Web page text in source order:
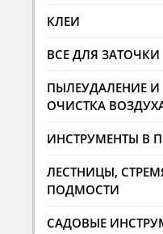
КЛЕИ
ВСЕ ДЛЯ ЗАТОЧКИ
ПЫЛЕУДАЛЕНИЕ И
ОЧИСТКА
ИНСТРУМЕНТЫ В
ЛЕСТНИЦЫ,
ПОДМОСТИ
САДОВЫЕ